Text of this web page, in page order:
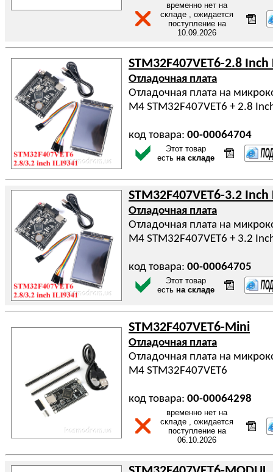
временно нет на
складе , ожидается
поступление на
10.09.2026
STM32F407VET6-2.8 Inch
Отладочная плата
Отладочная плата на
M4 STM32F407VET6 + 2.8
код товара: 00-00064704
Этот товар
есть на складе
STM32F407VET6-3.2 Inch
Отладочная плата
Отладочная плата на
M4 STM32F407VET6 + 3.2
код товара: 00-00064705
Этот товар
есть на складе
STM32F407VET6-Mini
Отладочная плата
Отладочная плата на
M4 STM32F407VET6
код товара: 00-00064298
временно нет на
складе , ожидается
поступление на
06.10.2026